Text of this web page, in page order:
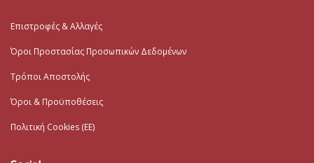
Επιστροφές & Αλλαγές
Όροι Προστασίας Προσωπικών Δεδομένων
Τρόποι Αποστολής
Όροι & Προϋποθέσεις
Πολιτική Cookies (ΕΕ)